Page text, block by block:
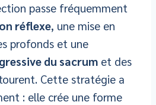
passe fréquemment
réflexe, une mise en
profonds et une
du sacrum et des
Cette stratégie a
: elle crée une forme